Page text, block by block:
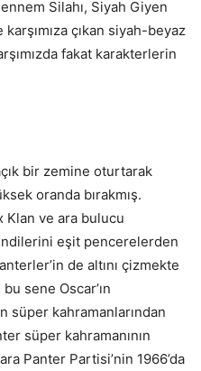
Silahı, Siyah Giyen
çıkan siyah-beyaz
fakat karakterlerin
bir zemine oturtarak
oranda bırakmış.
Klan ve ara bulucu
eşit pencerelerden
de altını çizmekte
sene Oscar’ın
süper kahramanlarından
süper kahramanının
Panter Partisi’nin 1966’da